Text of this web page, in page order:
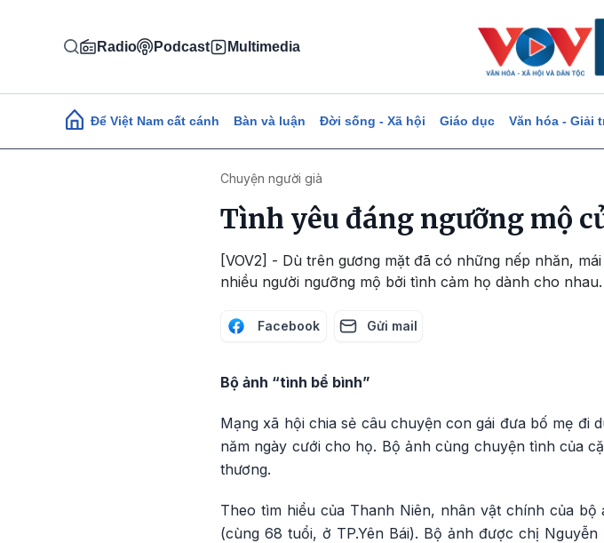
Radio Podcast Multimedia
Main navigation
Để Việt Nam cất cánh Bàn và luận Đời sống - Xã hội Giáo dục Văn hóa - Giải
Chuyện người già
Tình yêu đáng ngưỡng mộ
[VOV2] - Dù trên gương mặt đã có những nếp nhăn,
nhiều người ngưỡng mộ bởi tình cảm họ dành cho nhau.
Facebook Gửi mail
Bộ ảnh “tình bể bình”
Mạng xã hội chia sẻ câu chuyện con gái đưa bố mẹ
năm ngày cưới cho họ. Bộ ảnh cùng chuyện tình của
thương.
Theo tìm hiểu của Thanh Niên, nhân vật chính của
(cùng 68 tuổi, ở TP.Yên Bái). Bộ ảnh được chị